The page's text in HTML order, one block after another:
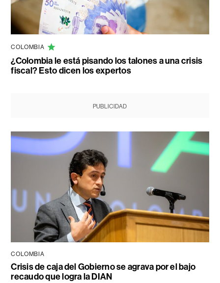
COLOMBIA
¿Colombia le está pisando los talones a una crisis
fiscal? Esto dicen los expertos
PUBLICIDAD
COLOMBIA
Crisis de caja del Gobierno se agrava por el bajo
recaudo que logra la DIAN